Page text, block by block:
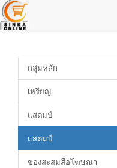
กลุ่มหลัก
เหรียญ
แสตมป์
แสตมป์
ของสะสมสื่อโฆษณา